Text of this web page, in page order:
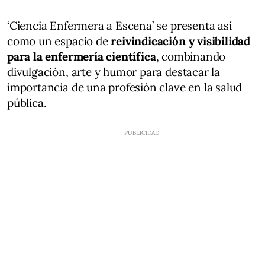
‘Ciencia Enfermera a Escena’ se presenta así
como un espacio dereivindicación y visibilidad
para la enfermería científica, combinando
divulgación, arte y humor para destacar la
importancia de una profesión clave en la salud
pública.